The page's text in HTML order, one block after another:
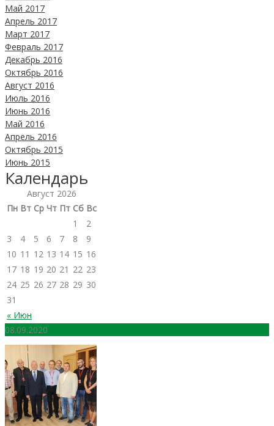
Май 2017
Апрель 2017
Март 2017
Февраль 2017
Декабрь 2016
Октябрь 2016
Август 2016
Июль 2016
Июнь 2016
Май 2016
Апрель 2016
Октябрь 2015
Июнь 2015
Календарь
Август 2026
Пн Вт Ср Чт Пт Сб Вс
« Июн
1
2
3
4 5 6 7 8
9
10 11 12 13 14 15 16
17 18 19 20 21 22 23
24 25 26 27 28 29 30
31
08.09.2020